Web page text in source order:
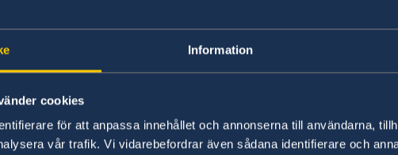
Information
cookies
för att anpassa innehållet och annonserna till användarna,
vår trafik. Vi vidarebefordrar även sådana identifierare och
sin
dig
medborgarskap mm - information om
service till svenskar.